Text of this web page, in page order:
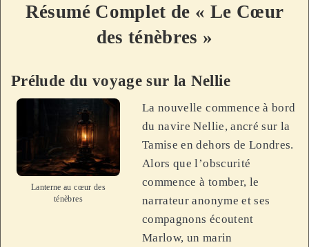
Résumé Complet de « Le Cœur
des ténèbres »
Prélude du voyage sur la Nellie
Lanterne au cœur des
ténèbres
La nouvelle commence à bord
du navire Nellie, ancré sur la
Tamise en dehors de Londres.
Alors que l’obscurité
commence à tomber, le
narrateur anonyme et ses
compagnons écoutent
Marlow, un marin